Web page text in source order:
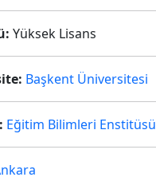
Yüksek Lisans
Başkent Üniversitesi
Eğitim Bilimleri Enstitüsü